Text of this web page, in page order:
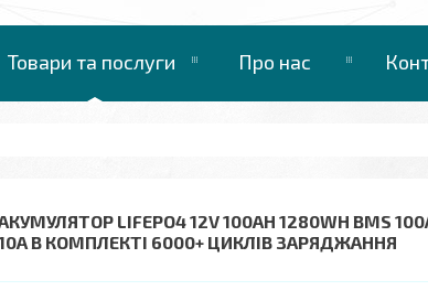
Товари та послуги Про нас
LIFEPO4 12V 100AH 1280WH BMS
В КОМПЛЕКТІ 6000+ ЦИКЛІВ ЗАРЯДЖАННЯ